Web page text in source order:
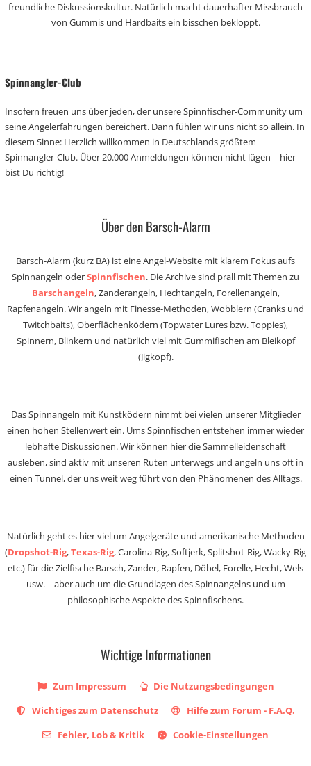
freundliche Diskussionskultur. Natürlich macht dauerhafter Missbrauch
von Gummis und Hardbaits ein bisschen bekloppt.
Spinnangler-Club
Insofern freuen uns über jeden, der unsere Spinnfischer-Community um
seine Angelerfahrungen bereichert. Dann fühlen wir uns nicht so allein. In
diesem Sinne: Herzlich willkommen in Deutschlands größtem
Spinnangler-Club. Über 20.000 Anmeldungen können nicht lügen – hier
bist Du richtig!
Über den Barsch-Alarm
Barsch-Alarm (kurz BA) ist eine Angel-Website mit klarem Fokus aufs
Spinnangeln oderSpinnfischen. Die Archive sind prall mit Themen zu
Barschangeln, Zanderangeln, Hechtangeln, Forellenangeln,
Rapfenangeln. Wir angeln mit Finesse-Methoden, Wobblern (Cranks und
Twitchbaits), Oberflächenködern (Topwater Lures bzw. Toppies),
Spinnern, Blinkern und natürlich viel mit Gummifischen am Bleikopf
(Jigkopf).
Das Spinnangeln mit Kunstködern nimmt bei vielen unserer Mitglieder
einen hohen Stellenwert ein. Ums Spinnfischen entstehen immer wieder
lebhafte Diskussionen. Wir können hier die Sammelleidenschaft
ausleben, sind aktiv mit unseren Ruten unterwegs und angeln uns oft in
einen Tunnel, der uns weit weg führt von den Phänomenen des Alltags.
Natürlich geht es hier viel um Angelgeräte und amerikanische Methoden
(Dropshot-Rig,Texas-Rig, Carolina-Rig, Softjerk, Splitshot-Rig, Wacky-Rig
etc.) für die Zielfische Barsch, Zander, Rapfen, Döbel, Forelle, Hecht, Wels
usw. – aber auch um die Grundlagen des Spinnangelns und um
philosophische Aspekte des Spinnfischens.
Wichtige Informationen
Zum Impressum
Die Nutzungsbedingungen
Wichtiges zum Datenschutz
Hilfe zum Forum - F.A.Q.
Fehler, Lob & Kritik
Cookie-Einstellungen